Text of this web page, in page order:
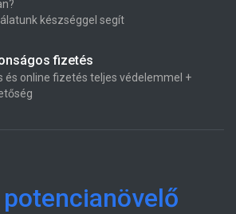
készséggel segít
fizetés
és online fizetés teljes védelemmel +